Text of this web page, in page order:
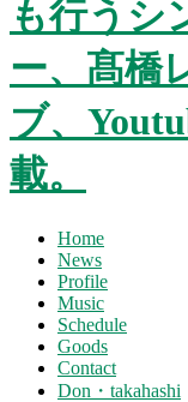
Home
News
Profile
Music
Schedule
Goods
Contact
Don・takahashi